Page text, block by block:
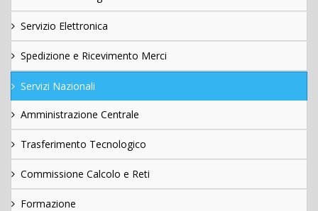
Servizio Elettronica
Spedizione e Ricevimento Merci
Servizi Nazionali
Amministrazione Centrale
Trasferimento Tecnologico
Commissione Calcolo e Reti
Formazione